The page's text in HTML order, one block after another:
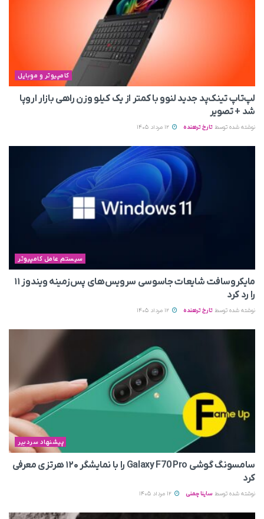
کامپیوتر و موبایل
لپ‌تاپ تینک‌پد جدید لنوو با کمتر از یک کیلو وزن راهی بازار اروپا
شد + تصویر
نوشته شده توسط تارخ ترهنده
سیستم عامل کامپیوتر
مایکروسافت شایعات جاسوسی سرویس‌های پس‌زمینه ویندوز ۱۱
را رد کرد
نوشته شده توسط تارخ ترهنده
پیشنهاد سردبیر
سامسونگ گوشی Galaxy F70 Pro را با نمایشگر ۱۲۰ هرتزی معرفی
کرد
نوشته شده توسط ساینا چمنی